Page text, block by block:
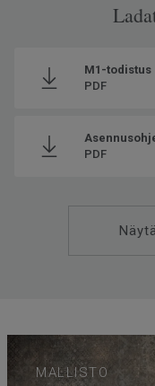
M1-todistus
PDF
PDF
MALLISTO